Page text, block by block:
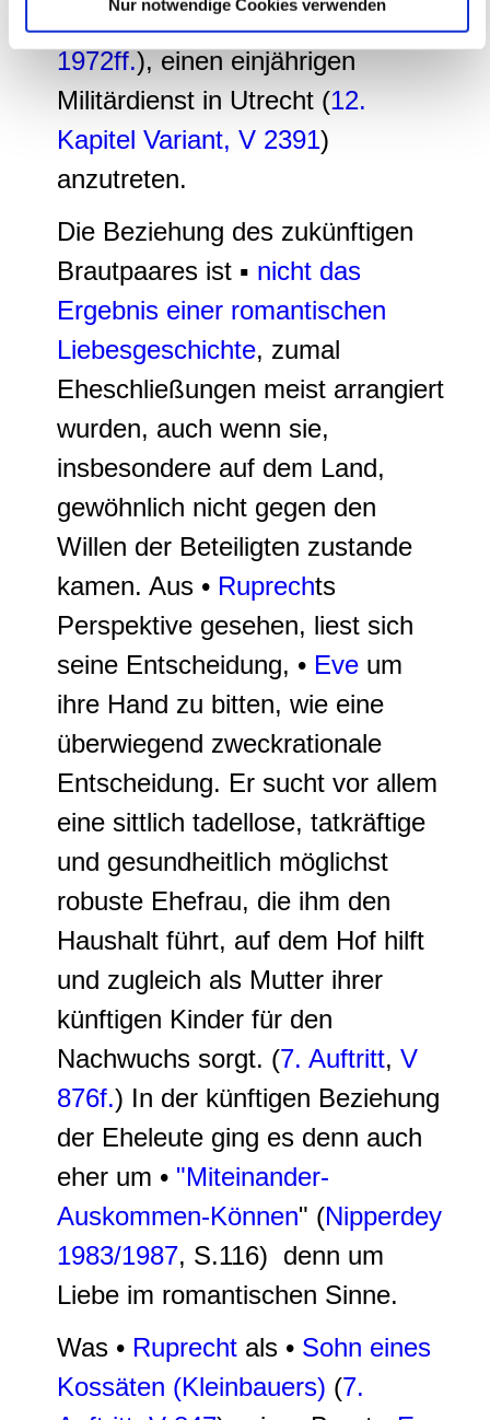
weiteren Daten zusammen, die Sie ihnen bereitgestellt
haben oder die sie im Rahmen Ihrer Nutzung der Dienste
gesammelt haben.
Nur notwendige Cookies verwenden
12. Kapitel Variant,
1972ff.), einen einjährigen
Militärdienst in Utrecht (12.
Kapitel Variant, V 2391)
anzutreten.
Die Beziehung des zukünftigen
Brautpaares ist ▪ nicht das
Ergebnis einer romantischen
Liebesgeschichte, zumal
Eheschließungen meist arrangiert
wurden, auch wenn sie,
insbesondere auf dem Land,
gewöhnlich nicht gegen den
Willen der Beteiligten zustande
kamen. Aus • Ruprechts
Perspektive gesehen, liest sich
seine Entscheidung, • Eve um
ihre Hand zu bitten, wie eine
überwiegend zweckrationale
Entscheidung. Er sucht vor allem
eine sittlich tadellose, tatkräftige
und gesundheitlich möglichst
robuste Ehefrau, die ihm den
Haushalt führt, auf dem Hof hilft
und zugleich als Mutter ihrer
künftigen Kinder für den
Nachwuchs sorgt. (7. Auftritt, V
876f.) In der künftigen Beziehung
der Eheleute ging es denn auch
eher um • "Miteinander-
Auskommen-Können" (Nipperdey
1983/1987, S.116) denn um
Liebe im romantischen Sinne.
Was • Ruprecht als • Sohn eines
Kossäten (Kleinbauers) (7.